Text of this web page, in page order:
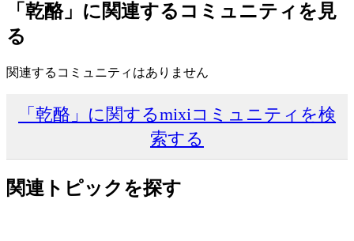
「乾酪」に関連するコミュニティを見
る
関連するコミュニティはありません
「乾酪」に関するmixiコミュニティを検
索する
関連トピックを探す